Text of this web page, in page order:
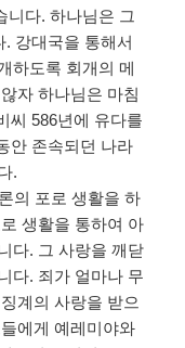
니다.하나님은 그
. 강대국을 통해서
하도록 회개의 메
자 하나님은 마침
씨586년에 유다를
안 존속되던 나라
.
의 포로 생활을 하
생활을 통하여 아
다. 그 사랑을 깨닫
다. 죄가 얼마나 무
계의 사랑을 받으
에게 예레미야와